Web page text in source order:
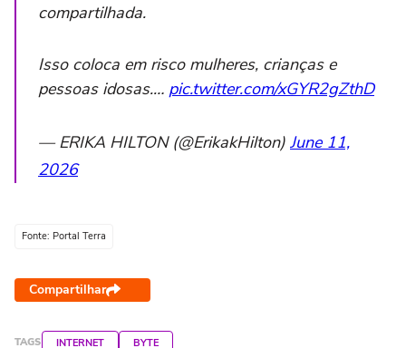
compartilhada.
Isso coloca em risco mulheres, crianças e
pessoas idosas.… pic.twitter.com/xGYR2gZthD
— ERIKA HILTON (@ErikakHilton) June 11,
2026
Fonte: Portal Terra
Compartilhar
TAGS INTERNET BYTE